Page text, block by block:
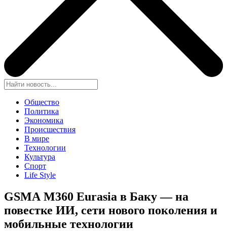
Общество
Политика
Экономика
Происшествия
В мире
Технологии
Культура
Спорт
Life Style
GSMA M360 Eurasia в Баку — на
повестке ИИ, сети нового поколения и
мобильные технологии